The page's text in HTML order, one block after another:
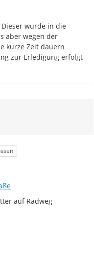
wurde in die
aber wegen der
kurze Zeit dauern
zur Erledigung erfolgt
auf Radweg